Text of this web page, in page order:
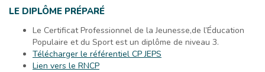
LE DIPLÔME PRÉPARÉ
Le Certificat Professionnel de la Jeunesse,de l’Éducation
Populaire et du Sport est un diplôme de niveau 3.
Télécharger le référentiel CP JEPS
Lien vers le RNCP